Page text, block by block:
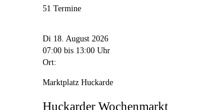
51 Termine
Di 18. August 2026
07:00 bis 13:00 Uhr
Ort:
Marktplatz Huckarde
Huckarder Wochenmarkt